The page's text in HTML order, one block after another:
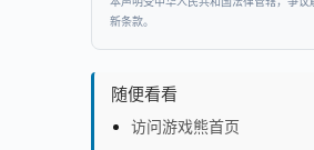
新条款。
随便看看
访问游戏熊首页